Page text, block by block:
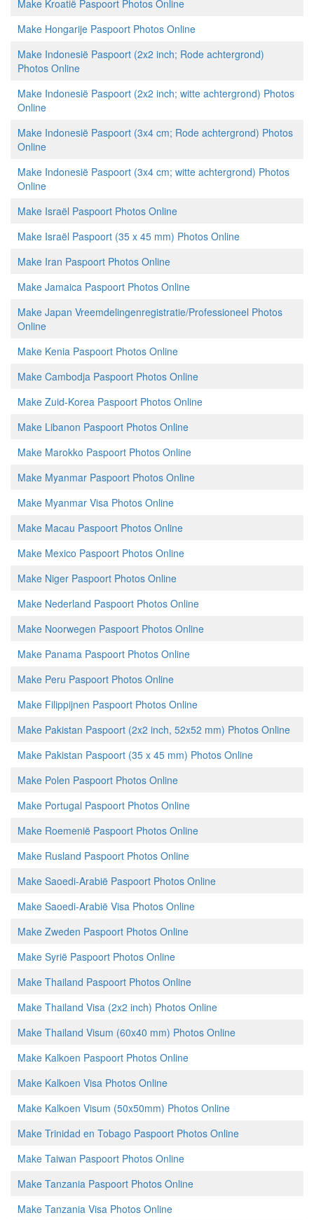
Make Kroatië Paspoort Photos Online
Make Hongarije Paspoort Photos Online
Make Indonesië Paspoort (2x2 inch; Rode achtergrond)
Photos Online
Make Indonesië Paspoort (2x2 inch; witte achtergrond) Photos
Online
Make Indonesië Paspoort (3x4 cm; Rode achtergrond) Photos
Online
Make Indonesië Paspoort (3x4 cm; witte achtergrond) Photos
Online
Make Israël Paspoort Photos Online
Make Israël Paspoort (35 x 45 mm) Photos Online
Make Iran Paspoort Photos Online
Make Jamaica Paspoort Photos Online
Make Japan Vreemdelingenregistratie/Professioneel Photos
Online
Make Kenia Paspoort Photos Online
Make Cambodja Paspoort Photos Online
Make Zuid-Korea Paspoort Photos Online
Make Libanon Paspoort Photos Online
Make Marokko Paspoort Photos Online
Make Myanmar Paspoort Photos Online
Make Myanmar Visa Photos Online
Make Macau Paspoort Photos Online
Make Mexico Paspoort Photos Online
Make Niger Paspoort Photos Online
Make Nederland Paspoort Photos Online
Make Noorwegen Paspoort Photos Online
Make Panama Paspoort Photos Online
Make Peru Paspoort Photos Online
Make Filippijnen Paspoort Photos Online
Make Pakistan Paspoort (2x2 inch, 52x52 mm) Photos Online
Make Pakistan Paspoort (35 x 45 mm) Photos Online
Make Polen Paspoort Photos Online
Make Portugal Paspoort Photos Online
Make Roemenië Paspoort Photos Online
Make Rusland Paspoort Photos Online
Make Saoedi-Arabië Paspoort Photos Online
Make Saoedi-Arabië Visa Photos Online
Make Zweden Paspoort Photos Online
Make Syrië Paspoort Photos Online
Make Thailand Paspoort Photos Online
Make Thailand Visa (2x2 inch) Photos Online
Make Thailand Visum (60x40 mm) Photos Online
Make Kalkoen Paspoort Photos Online
Make Kalkoen Visa Photos Online
Make Kalkoen Visum (50x50mm) Photos Online
Make Trinidad en Tobago Paspoort Photos Online
Make Taiwan Paspoort Photos Online
Make Tanzania Paspoort Photos Online
Make Tanzania Visa Photos Online